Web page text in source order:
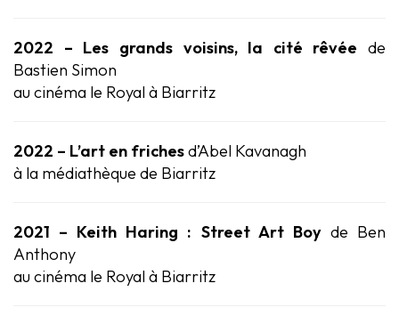
2022 – Les grands voisins, la cité rêvée de
Bastien Simon
au cinéma le Royal à Biarritz
2022 – L’art en frichesd’Abel Kavanagh
à la médiathèque de Biarritz
2021 – Keith Haring : Street Art Boyde Ben
Anthony
au cinéma le Royal à Biarritz